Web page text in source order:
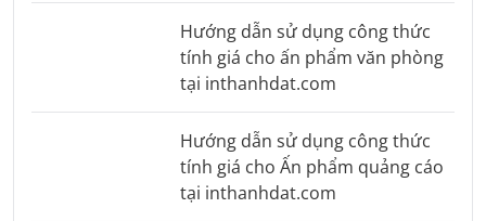
Hướng dẫn sử dụng công thức
tính giá cho ấn phẩm văn phòng
tại inthanhdat.com
Hướng dẫn sử dụng công thức
tính giá cho Ấn phẩm quảng cáo
tại inthanhdat.com